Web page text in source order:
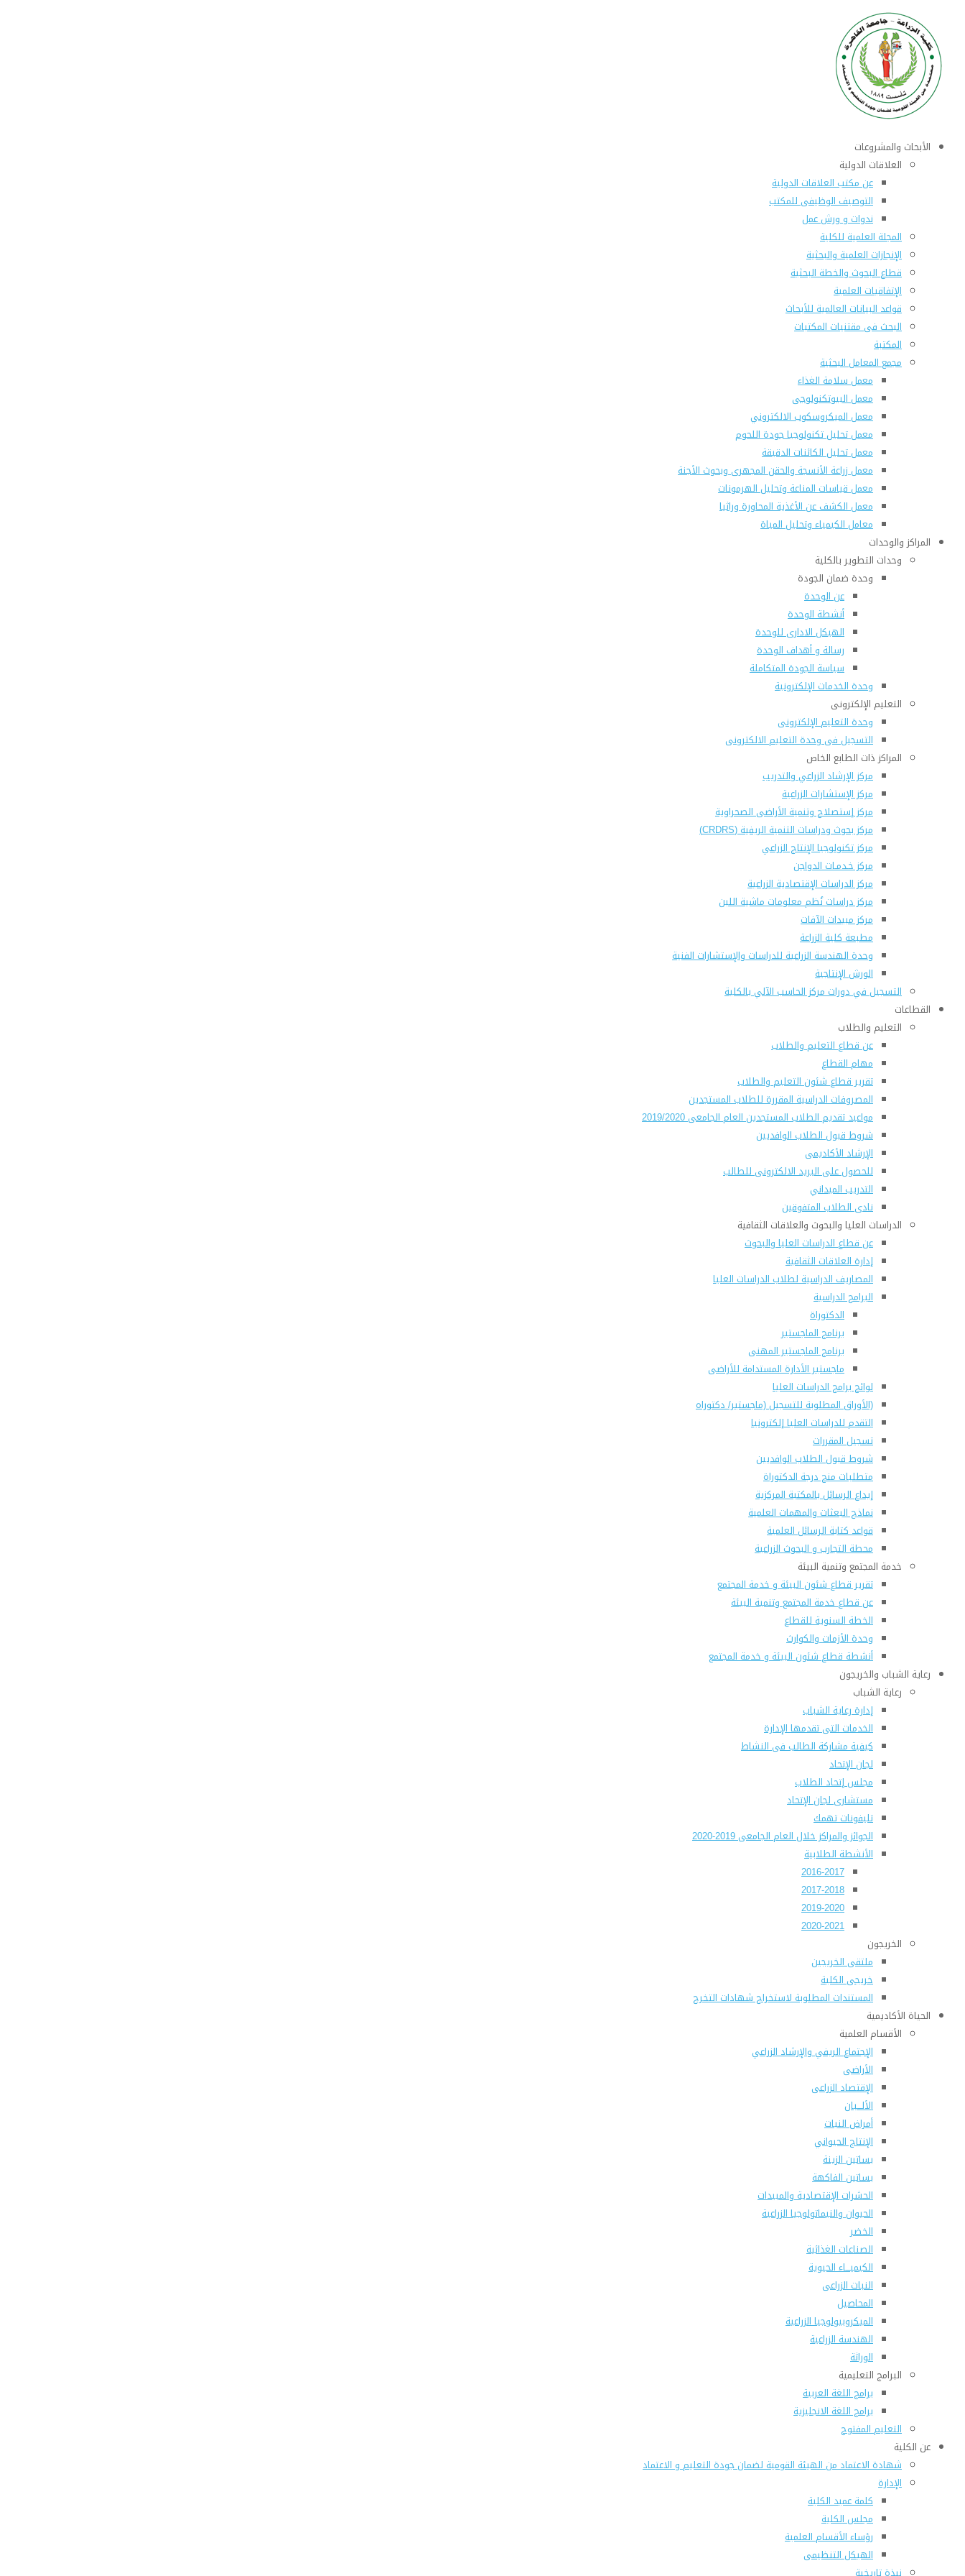
الأبحاث والمشروعات
العلاقات الدولية
عن مكتب العلاقات الدولية
التوصيف الوظيفى للمكتب
ندوات و ورش عمل
المجلة العلمية للكلية
الإنجازات العلمية والبحثية
قطاع البحوث والخطة البحثية
الإتفاقيات العلمية
قواعد البيانات العالمية للأبحاث
البحث فى مقتنيات المكتبات
المكتبة
مجمع المعامل البحثية
معمل سلامة الغذاء
معمل البيوتكنولوجى
معمل الميكروسكوب الالكتروني
معمل تحليل تكنولوجيا جودة اللحوم
معمل تحليل الكائنات الدقيقة
معمل زراعة الأنسجة والحقن المجهرى وبحوث الأجنة
معمل قياسات المناعة وتحليل الهرمونات
معمل الكشف عن الأغذية المحاورة وراثيا
معامل الكيمياء وتحليل المياة
المراكز والوحدات
وحدات التطوير بالكلية
وحدة ضمان الجودة
عن الوحدة
أنشطة الوحدة
الهيكل الادارى للوحدة
رسالة و أهداف الوحدة
سياسة الجودة المتكاملة
وحدة الخدمات الإلكترونية
التعليم الإلكترونى
وحدة التعليم الإلكترونى
التسجيل فى وحدة التعليم الالكترونى
المراكز ذات الطابع الخاص
مركز الإرشاد الزراعي والتدريب
مركز الإستشارات الزراعية
مركز إستصلاح وتنمية الأراضى الصحراوية
مركز بحوث ودراسات التنمية الريفية (CRDRS)
مركز تكنولوجيا الإنتاج الزراعي
مركز خـدمـات الدواجن
مركز الدراسات الإقتصادية الزراعية
مركز دراسات نُظم معلومات ماشية اللبن
مركز مبيدات الآفات
مطبعة كلية الزراعة
وحدة الهندسة الزراعية للدراسات والإستشارات الفنية
الورش الإنتاجية
التسجيل في دورات مركز الحاسب الآلي بالكلية
القطاعات
التعليم والطلاب
عن قطاع التعليم والطلاب
مهام القطاع
تقرير قطاع شئون التعليم والطلاب
المصروفات الدراسية المقررة للطلاب المستجدين
مواعيد تقديم الطلاب المستجدين العام الجامعى 2019/2020
شروط قبول الطلاب الوافديين
الإرشاد الأكاديمى
للحصول على البريد الالكترونى للطالب
التدريب الميداني
نادى الطلاب المتفوقين
الدراسات العليا والبحوث والعلاقات الثقافية
عن قطاع الدراسات العليا والبحوث
إدارة العلاقات الثقافية
المصاريف الدراسية لطلاب الدراسات العليا
البرامج الدراسية
الدكتوراة
برنامج الماجستير
برنامج الماجستير المهنى
ماجستير الأدارة المستدامة للأراضى
لوائح برامج الدراسات العليا
(الأوراق المطلوبة للتسجيل (ماجستير/ دكتوراه
التقدم للدراسات العليا إلكترونيا
تسجيل المقررات
شروط قبول الطلاب الوافديين
متطلبات منح درجة الدكتوراة
إيداع الرسائل بالمكتبة المركزية
نماذج البعثات والمهمات العلمية
قواعد كتابة الرسائل العلمية
محطة التجارب و البحوث الزراعية
خدمة المجتمع وتنمية البيئة
تقرير قطاع شئون البيئة و خدمة المجتمع
عن قطاع خدمة المجتمع وتنمية البيئة
الخطة السنوية للقطاع
وحدة الأزمات والكوارث
أنشطة قطاع شئون البيئة و خدمة المجتمع
رعاية الشباب والخريجون
رعاية الشباب
إدارة رعاية الشباب
الخدمات التى تقدمها الإدارة
كيفية مشاركة الطالب فى النشاط
لجان الإتحاد
مجلس إتحاد الطلاب
مستشارى لجان الإتحاد
تليفونات تهمك
الجوائز والمراكز خلال العام الجامعى 2019-2020
الأنشطة الطلابية
2016-2017
2017-2018
2019-2020
2020-2021
الخريجون
ملتقى الخريجين
خريجى الكلية
المستندات المطلوبة لاستخراج شهادات التخرج
الحياة الأكاديمية
الأقسام العلمية
الإجتماع الريفي والإرشاد الزراعي
الأراضى
الإقتصاد الزراعى
الألـــبان
أمراض النبات
الإنتاج الحيواني
بساتين الزينة
بساتين الفاكهة
الحشرات الإقتصادية والمبيدات
الحيوان والنيماتولوجيا الزراعية
الخضر
الصناعات الغذائية
الكيميـــاء الحيوية
النبات الزراعى
المحاصيل
الميكروبيولوجيا الزراعية
الهندسة الزراعية
الوراثة
البرامج التعليمية
برامج اللغة العربية
برامج اللغة الانجليزية
التعليم المفتوح
عن الكلية
شهادة الاعتماد من الهيئة القومية لضمان جودة التعليم و الاعتماد
الإدارة
كلمة عميد الكلية
مجلس الكلية
رؤساء الأقسام العلمية
الهيكل التنظيمى